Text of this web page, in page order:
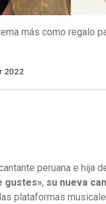
más como regalo
2022
peruana e hija
gustes», su nueva
plataformas